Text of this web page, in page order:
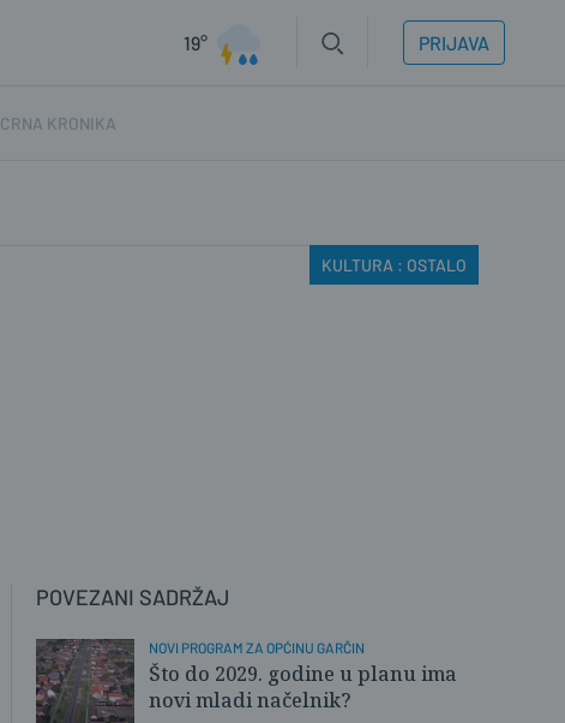
19° PRIJAVA
CRNA KRONIKA
KULTURA : OSTALO
POVEZANI SADRŽAJ
NOVI PROGRAM ZA OPĆINU GARČIN
Što do 2029. godine u planu ima
novi mladi načelnik?